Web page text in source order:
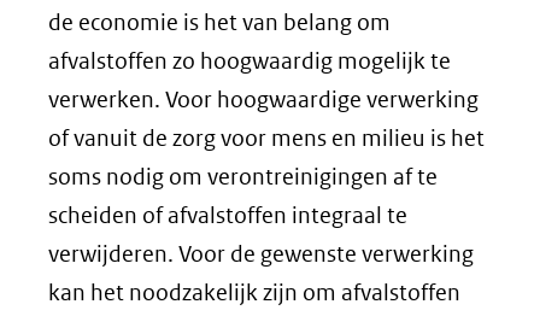
de economie is het van belang om
afvalstoffen zo hoogwaardig mogelijk te
verwerken. Voor hoogwaardige verwerking
of vanuit de zorg voor mens en milieu is het
soms nodig om verontreinigingen af te
scheiden of afvalstoffen integraal te
verwijderen. Voor de gewenste verwerking
kan het noodzakelijk zijn om afvalstoffen